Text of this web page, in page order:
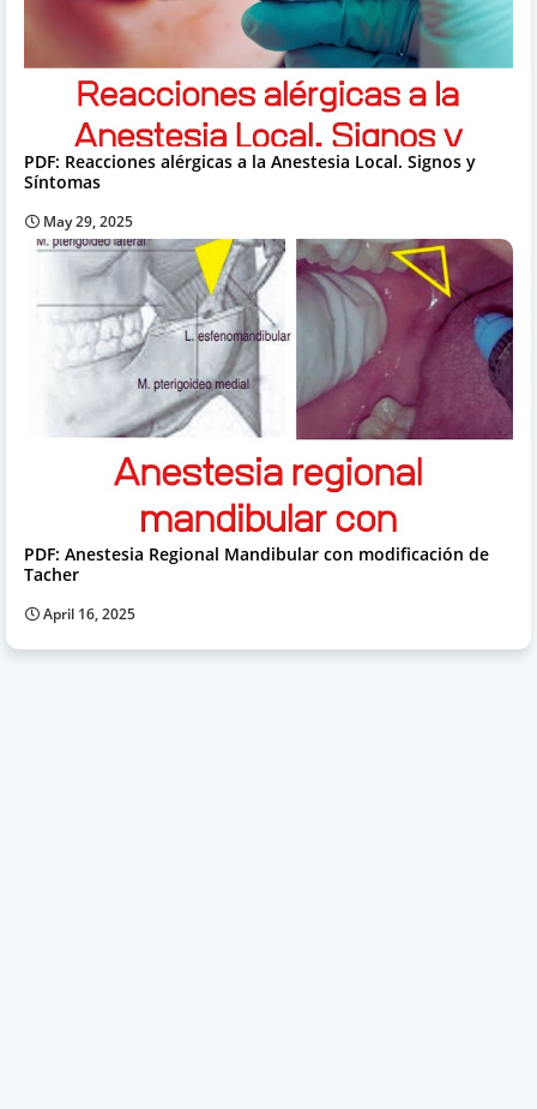
PDF: Reacciones alérgicas a la Anestesia Local. Signos y
Síntomas
May 29, 2025
PDF: Anestesia Regional Mandibular con modificación de
Tacher
April 16, 2025